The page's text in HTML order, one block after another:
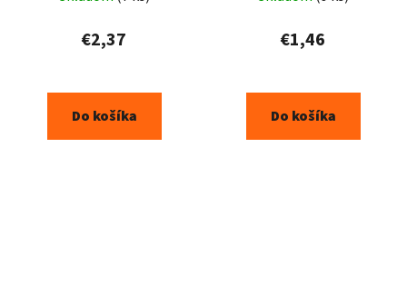
€2,37
Do košíka
€1,46
Do košíka